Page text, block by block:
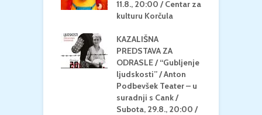
11.8., 20:00 / Centar za
kulturu Korčula
KAZALIŠNA
PREDSTAVA ZA
ODRASLE / “Gubljenje
ljudskosti” / Anton
Podbevšek Teater – u
suradnji s Cank /
Subota, 29.8., 20:00 /